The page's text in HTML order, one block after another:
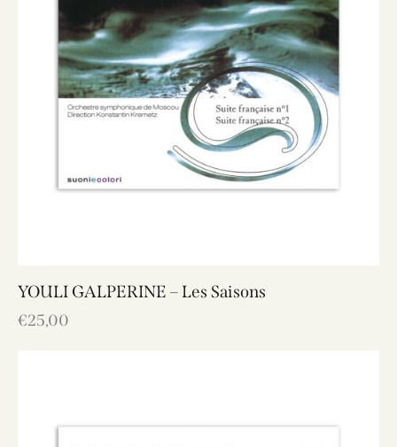
YOULI GALPERINE – Les Saisons
€25,00